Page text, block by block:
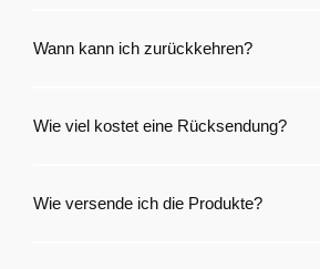
Wann kann ich zurückkehren?
Wie viel kostet eine Rücksendung?
Wie versende ich die Produkte?